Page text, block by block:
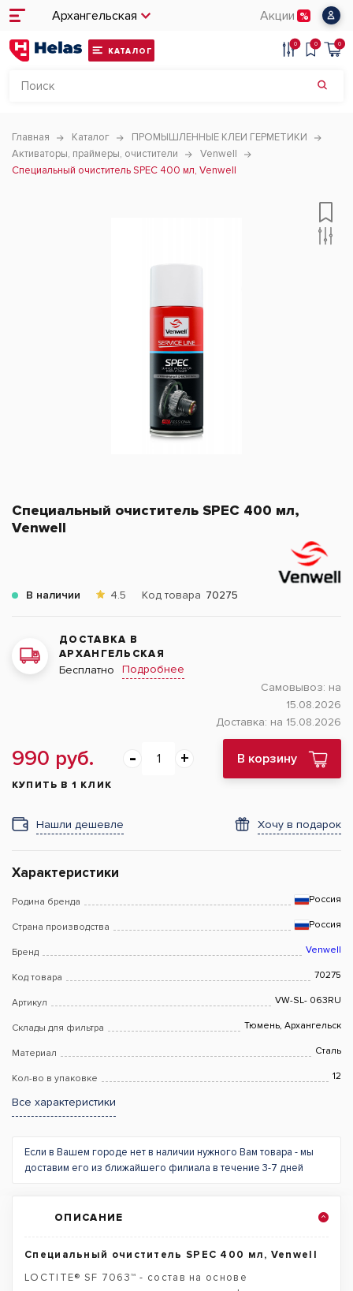
Архангельская Акции
КАТАЛОГ
0 0 0
Главная Каталог
ПРОМЫШЛЕННЫЕ КЛЕИ ГЕРМЕТИКИ
Активаторы, праймеры, очистители
Venwell
Специальный очиститель SPEC 400 мл, Venwell
Специальный очиститель SPEC 400 мл,
Venwell
В наличии 4.5 Код товара 70275
ДОСТАВКА В
АРХАНГЕЛЬСКАЯ
Бесплатно
Подробнее
Самовывоз: на
15.08.2026
Доставка: на 15.08.2026
990 руб. В корзину
КУПИТЬ В 1 КЛИК
Нашли дешевле Хочу в подарок
Характеристики
Родина бренда Россия
Страна производства Россия
Бренд Venwell
Код товара 70275
Артикул VW-SL- 063RU
Склады для фильтра Тюмень, Архангельск
Материал Сталь
Кол-во в упаковке 12
Все характеристики
Если в Вашем городе нет в наличии нужного Вам товара - мы
доставим его из ближайшего филиала в течение 3-7 дней
ОПИСАНИЕ
Специальный очиститель SPEC 400 мл, Venwell
LOCTITE® SF 7063™ - состав на основе